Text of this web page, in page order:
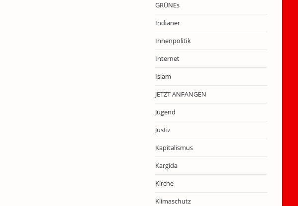
GRÜNEs
Indianer
Innenpolitik
Internet
Islam
JETZT ANFANGEN
Jugend
Justiz
Kapitalismus
Kargida
Kirche
Klimaschutz